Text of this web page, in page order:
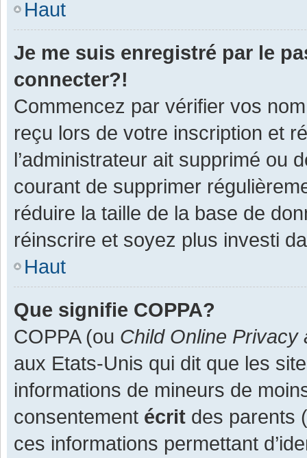
Haut
Je me suis enregistré par le
connecter?!
Commencez par vérifier vos
reçu lors de votre inscription et
l’administrateur ait supprimé ou
courant de supprimer
réduire la taille de la base de
réinscrire et soyez plus investi
Haut
Que signifie COPPA?
COPPA (ou Child Online Privacy
aux Etats-Unis qui dit que les
informations de mineurs de
consentement écrit des parents
ces informations permettant